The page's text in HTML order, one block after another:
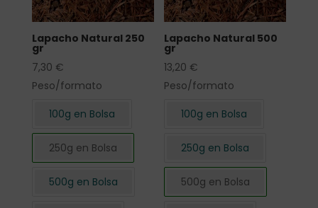
Lapacho Natural 250
gr
7,30 €
Peso/formato
100g en Bolsa
250g en Bolsa
500g en Bolsa
Lapacho Natural 500
gr
13,20 €
Peso/formato
100g en Bolsa
250g en Bolsa
500g en Bolsa